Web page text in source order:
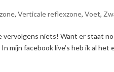
,Verticale reflexzone,Voet,
vervolgens niets! Want er staat
mijn facebook live’s heb ik al het